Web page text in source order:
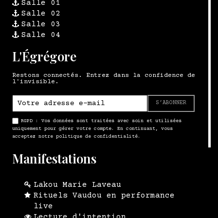
Salle 01
Salle 02
Salle 03
Salle 04
L'Égrégore
Restons connectés. Entrez dans la confidence de
l'invisible.
S’ABONNER
RGPD : Vos données sont traitées avec soin et utilisées
uniquement pour gérer votre compte. En continuant, vous
acceptez notre politique de confidentialité.
Manifestations
Lakou Marie Laveau
Rituels Vaudou en performance
live